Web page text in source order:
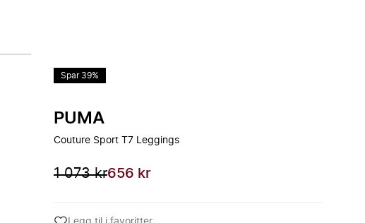
Spar 39%
PUMA
Couture Sport T7 Leggings
1 073 kr656 kr